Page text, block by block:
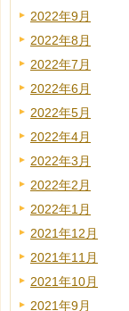
2022年9月
2022年8月
2022年7月
2022年6月
2022年5月
2022年4月
2022年3月
2022年2月
2022年1月
2021年12月
2021年11月
2021年10月
2021年9月